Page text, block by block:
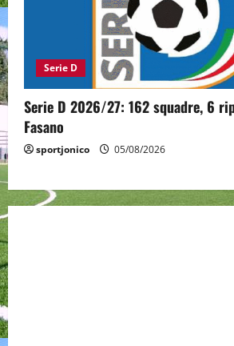
Serie D
Serie D 2026/27: 162 squadre, 6
Fasano
sportjonico 05/08/2026